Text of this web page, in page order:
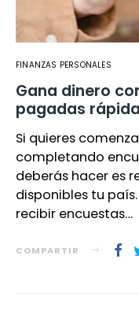
FINANZAS PERSONALES
Gana dinero
pagadas
Si quieres
completando
deberás hacer es
disponibles tu
recibir encuestas…
COMPARTIR